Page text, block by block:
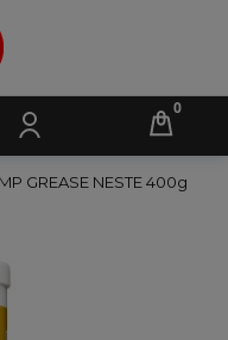
GREASE NESTE 400g